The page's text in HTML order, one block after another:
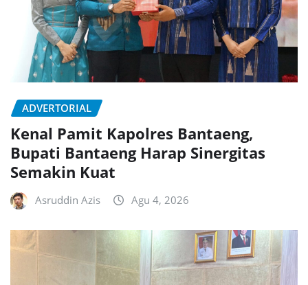
ADVERTORIAL
Kenal Pamit Kapolres Bantaeng,
Bupati Bantaeng Harap Sinergitas
Semakin Kuat
Asruddin Azis Agu 4, 2026